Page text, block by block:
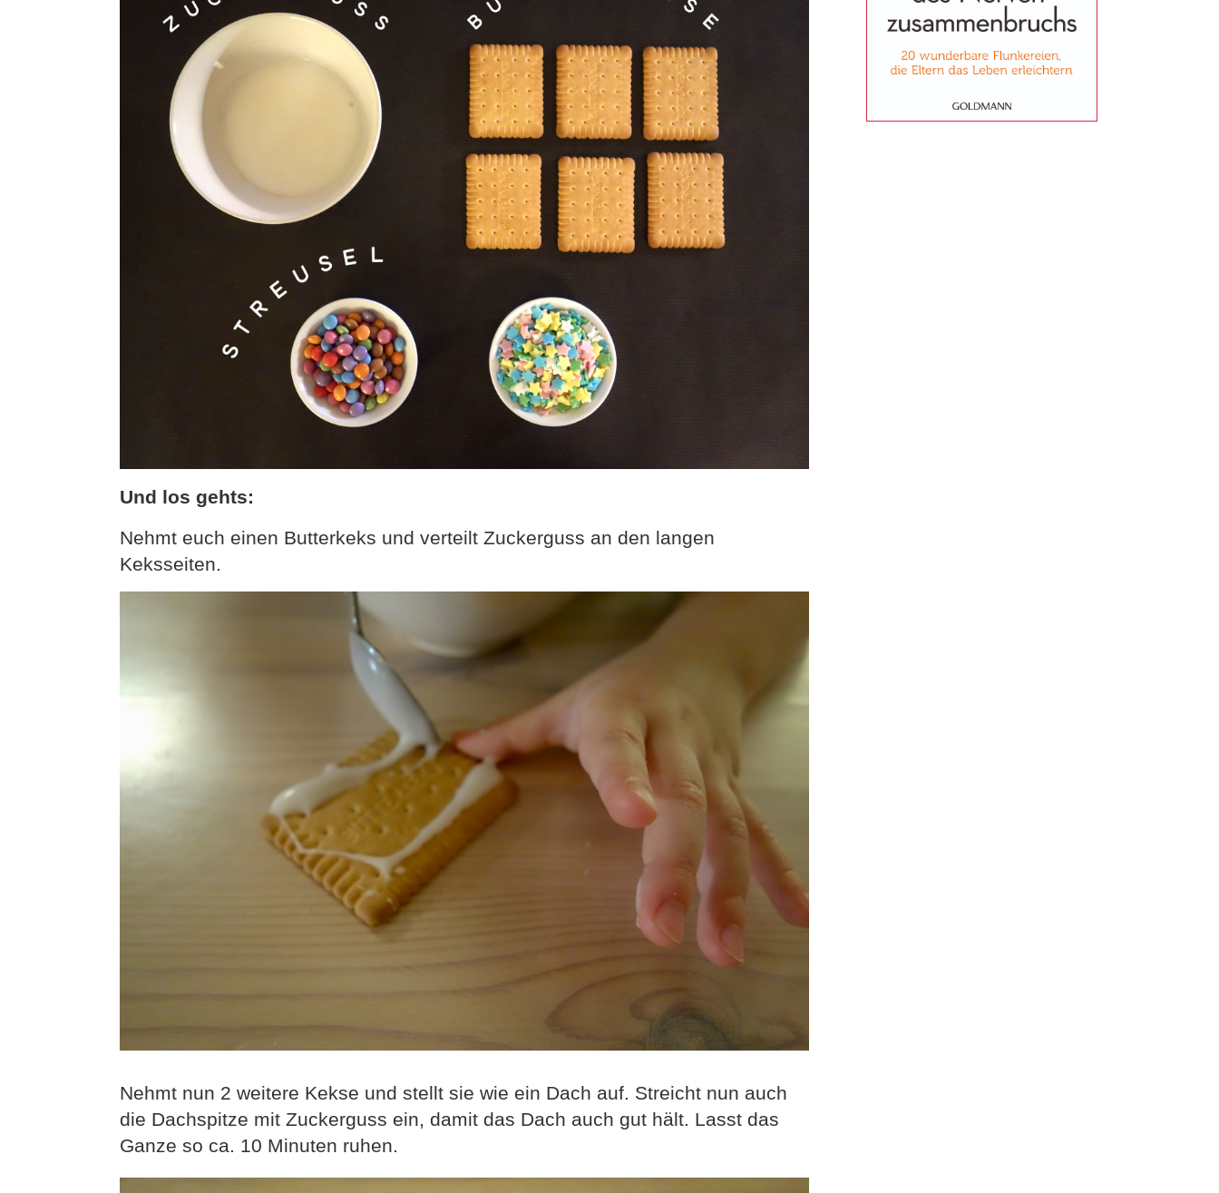
Und los gehts:
Nehmt euch einen Butterkeks und verteilt Zuckerguss an den langen
Keksseiten.
Nehmt nun 2 weitere Kekse und stellt sie wie ein Dach auf. Streicht nun auch
die Dachspitze mit Zuckerguss ein, damit das Dach auch gut hält. Lasst das
Ganze so ca. 10 Minuten ruhen.